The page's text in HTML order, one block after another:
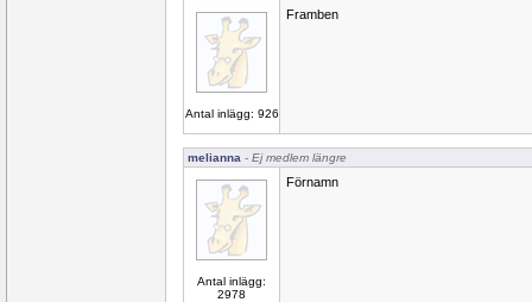
Antal inlägg: 926
Framben
melianna - Ej medlem längre
Antal inlägg:
2978
Förnamn